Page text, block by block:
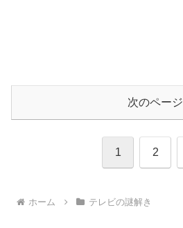
次のページ
1 2
ホーム テレビの謎解き